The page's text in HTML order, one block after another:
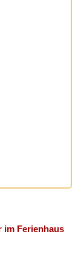
im Ferienhaus